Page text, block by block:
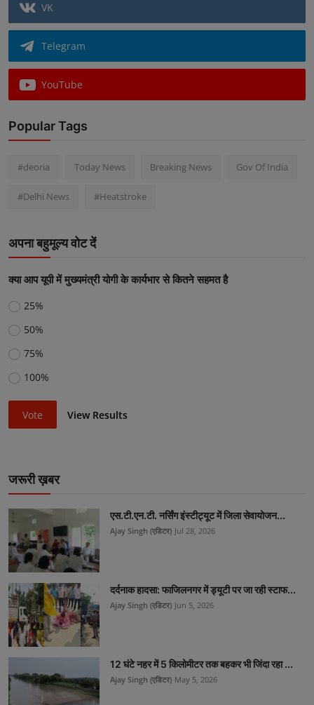
VK
Telegram
YouTube
Popular Tags
#deoria Today News Breaking News Gov Of India
#Delhi News #Heatstroke
अपना बहुमूल्य वोट दें
क्या आप यूपी में मुख्यमंत्री योगी के कार्यभार से कितने सहमत है
25%
50%
75%
100%
Vote View Results
जरूरी ख़बर
एस.टी.एन.टी. नर्सिंग इंस्टीट्यूट में जिला सेवायोजन...
Ajay Singh (एडिटर) Jul 28, 2026
दर्दनाक हादसा: फाजिलनगर में ड्यूटी पर जा रही स्टाफ...
Ajay Singh (एडिटर) Jun 5, 2026
12 घंटे नहर में 5 किलोमीटर तक बहकर भी जिंदा रहा ...
Ajay Singh (एडिटर) May 5, 2026